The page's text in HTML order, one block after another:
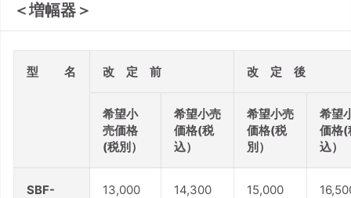
＜増幅器＞
型 名 改 定 前 改 定 後
希望小
売価格
(税別）
希望小売
価格(税
込）
希望小売
価格(税
別）
希望
価格(
込）
SBF-
13,000 14,300 15,000